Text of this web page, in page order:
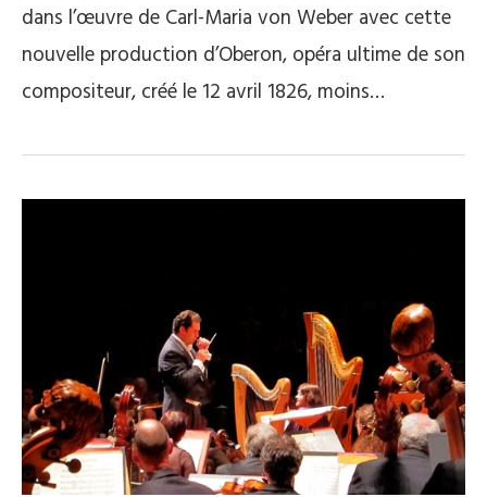
dans l’œuvre de Carl-Maria von Weber avec cette
nouvelle production d’Oberon, opéra ultime de son
compositeur, créé le 12 avril 1826, moins…